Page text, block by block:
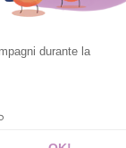
a 21030 Cuvio
ordini) -
VA369153
Fulcri srl